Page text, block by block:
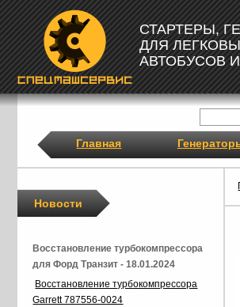
СТАРТЕРЫ,
ДЛЯ
АВТОБУСОВ
Главная
Новости
Восстановление турбокомпрессора
для Форд Транзит - 18.01.2024
Восстановление турбокомпрессора
Garrett 787556-0024